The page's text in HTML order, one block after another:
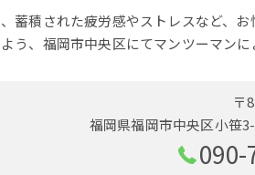
蓄積された疲労感やストレスなど、
う、福岡市中央区にてマンツーマンに
〒
福岡県福岡市中央区小笹
090-